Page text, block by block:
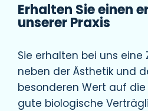
Erhalten Sie einen
unserer Praxis
Sie erhalten bei uns eine
neben der Ästhetik und
besonderen Wert auf
gute biologische